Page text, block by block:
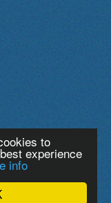
to
experience
info